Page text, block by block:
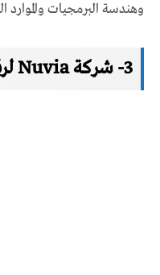
وهندسة البرمجيات والموارد
3- شركة Nuvia لرقائق الكمبيوتر